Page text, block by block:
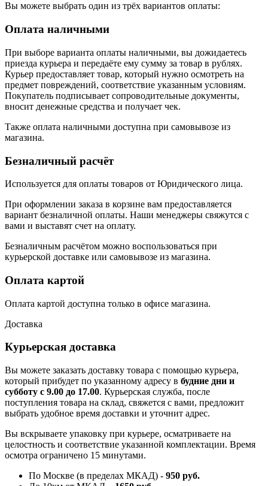
Вы можете выбрать один из трёх вариантов оплаты:
Оплата наличными
При выборе варианта оплаты наличными, вы дожидаетесь
приезда курьера и передаёте ему сумму за товар в рублях.
Курьер предоставляет товар, который нужно осмотреть на
предмет повреждений, соответствие указанным условиям.
Покупатель подписывает сопроводительные документы,
вносит денежные средства и получает чек.
Также оплата наличными доступна при самовывозе из
магазина.
Безналичный расчёт
Используется для оплаты товаров от Юридического лица.
При оформлении заказа в корзине вам предоставляется
вариант безналичной оплаты. Наши менеджеры свяжутся с
вами и выставят счет на оплату.
Безналичным расчётом можно воспользоваться при
курьерской доставке или самовывозе из магазина.
Оплата картой
Оплата картой доступна только в офисе магазина.
Доставка
Курьерская доставка
Вы можете заказать доставку товара с помощью курьера,
который прибудет по указанному адресу в будние дни и
субботу с 9.00 до 17.00. Курьерская служба, после
поступления товара на склад, свяжется с вами, предложит
выбрать удобное время доставки и уточнит адрес.
Вы вскрываете упаковку при курьере, осматриваете на
целостность и соответствие указанной комплектации. Время
осмотра ограничено 15 минутами.
По Москве (в пределах МКАД) - 950 руб.